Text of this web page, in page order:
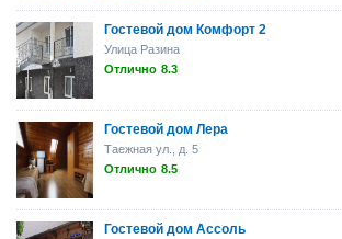
Гостевой дом Комфорт 2
Улица Разина
Отлично 8.3
Гостевой дом Лера
Таежная ул., д. 5
Отлично 8.5
Гостевой дом Ассоль